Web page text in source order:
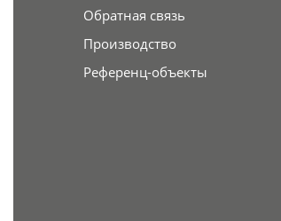
Обратная связь
Производство
Референц-объекты